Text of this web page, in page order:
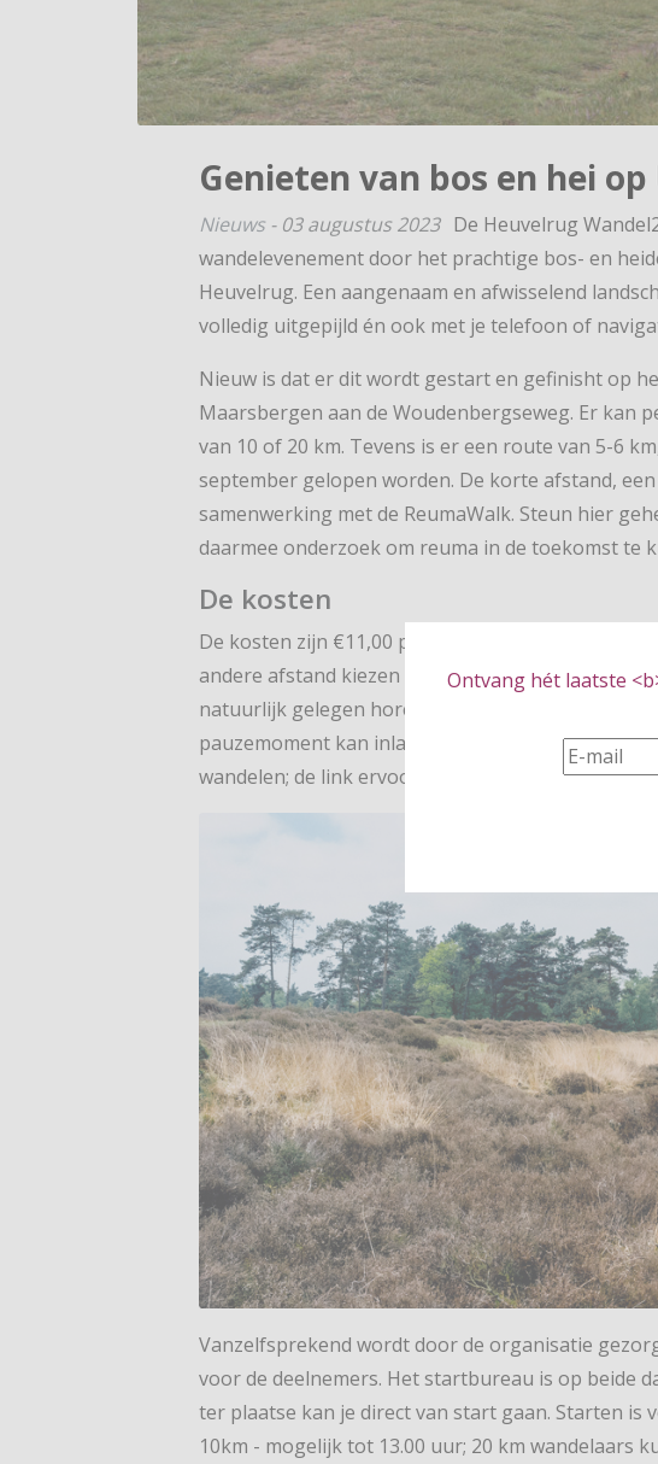
Ontvang hét laatste
Genieten van bos en hei
Nieuws - 03 augustus 2023 De Heuvelrug
wandelevenement door het prachtige bos- en
Heuvelrug. Een aangenaam en afwisselend
volledig uitgepijld én ook met je telefoon of
Nieuw is dat er dit wordt gestart en gefinisht op
Maarsbergen aan de Woudenbergseweg. Er kan
van 10 of 20 km. Tevens is er een route van 5-6
september gelopen worden. De korte afstand,
samenwerking met de ReumaWalk. Steun hier
daarmee onderzoek om reuma in de toekomst te
De kosten
De kosten zijn €11,00 per dag ongeacht de
andere afstand kiezen kan ook! Op de route zijn
natuurlijk gelegen horecagelegenheid (bestaand
pauzemoment kan inlassen. Je kan de route
wandelen; de link ervoor ontvang je per mail
Vanzelfsprekend wordt door de organisatie
voor de deelnemers. Het startbureau is op beide
ter plaatse kan je direct van start gaan. Starten is
10km - mogelijk tot 13.00 uur; 20 km wandelaars